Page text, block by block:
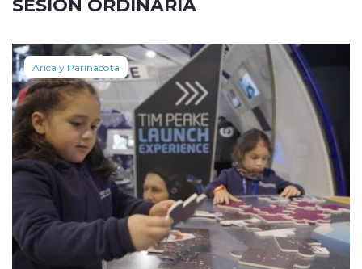
Arica y Parinacota